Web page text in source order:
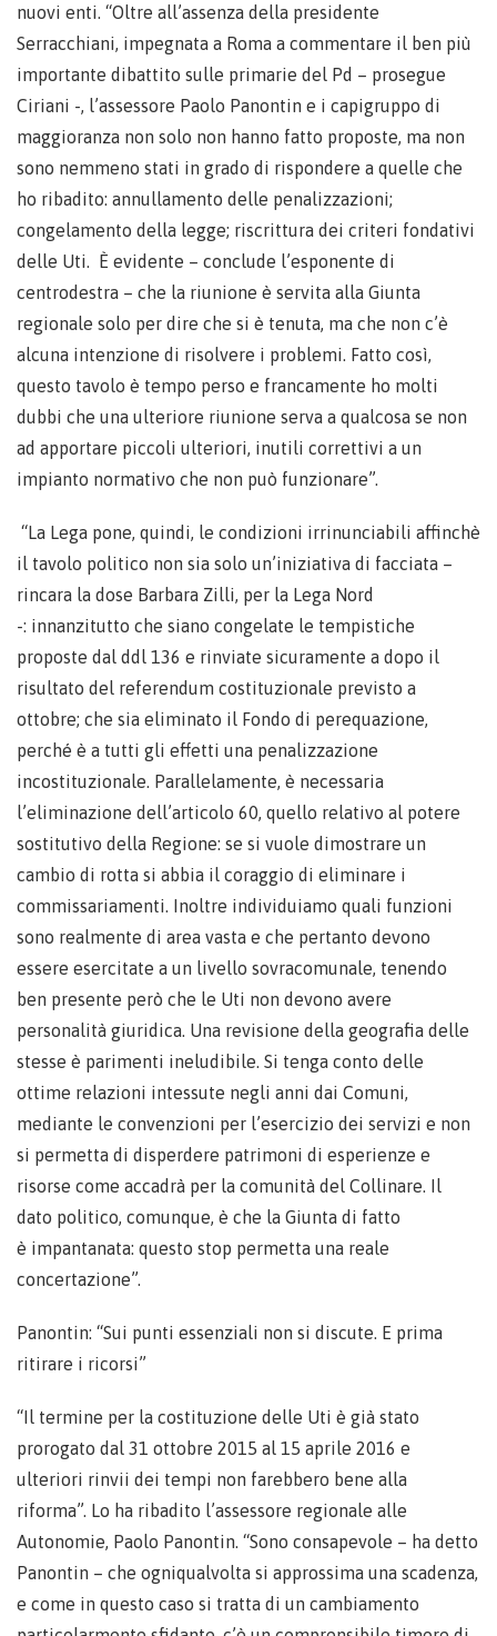
nuovi enti. “Oltre all’assenza della presidente
Serracchiani, impegnata a Roma a commentare il ben più
importante dibattito sulle primarie del Pd – prosegue
Ciriani -, l’assessore Paolo Panontin e i capigruppo di
maggioranza non solo non hanno fatto proposte, ma non
sono nemmeno stati in grado di rispondere a quelle che
ho ribadito: annullamento delle penalizzazioni;
congelamento della legge; riscrittura dei criteri fondativi
delle Uti. È evidente – conclude l’esponente di
centrodestra – che la riunione è servita alla Giunta
regionale solo per dire che si è tenuta, ma che non c’è
alcuna intenzione di risolvere i problemi. Fatto così,
questo tavolo è tempo perso e francamente ho molti
dubbi che una ulteriore riunione serva a qualcosa se non
ad apportare piccoli ulteriori, inutili correttivi a un
impianto normativo che non può funzionare”.
“La Lega pone, quindi, le condizioni irrinunciabili affinchè
il tavolo politico non sia solo un’iniziativa di facciata –
rincara la dose Barbara Zilli, per la Lega Nord
-: innanzitutto che siano congelate le tempistiche
proposte dal ddl 136 e rinviate sicuramente a dopo il
risultato del referendum costituzionale previsto a
ottobre; che sia eliminato il Fondo di perequazione,
perché è a tutti gli effetti una penalizzazione
incostituzionale. Parallelamente, è necessaria
l’eliminazione dell’articolo 60, quello relativo al potere
sostitutivo della Regione: se si vuole dimostrare un
cambio di rotta si abbia il coraggio di eliminare i
commissariamenti. Inoltre individuiamo quali funzioni
sono realmente di area vasta e che pertanto devono
essere esercitate a un livello sovracomunale, tenendo
ben presente però che le Uti non devono avere
personalità giuridica. Una revisione della geografia delle
stesse è parimenti ineludibile. Si tenga conto delle
ottime relazioni intessute negli anni dai Comuni,
mediante le convenzioni per l’esercizio dei servizi e non
si permetta di disperdere patrimoni di esperienze e
risorse come accadrà per la comunità del Collinare. Il
dato politico, comunque, è che la Giunta di fatto
è impantanata: questo stop permetta una reale
concertazione”.
Panontin: “Sui punti essenziali non si discute. E prima
ritirare i ricorsi”
“Il termine per la costituzione delle Uti è già stato
prorogato dal 31 ottobre 2015 al 15 aprile 2016 e
ulteriori rinvii dei tempi non farebbero bene alla
riforma”. Lo ha ribadito l’assessore regionale alle
Autonomie, Paolo Panontin. “Sono consapevole – ha detto
Panontin – che ogniqualvolta si approssima una scadenza,
e come in questo caso si tratta di un cambiamento